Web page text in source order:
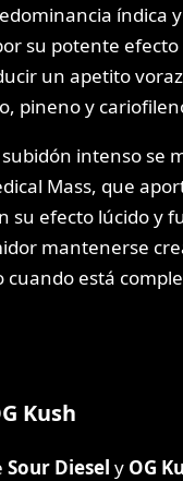
índica
su potente
un apetito
pineno y
intenso se
Mass, que
su efecto lúcido y
mantenerse
cuando está
Kush
Sour Diesel y OG